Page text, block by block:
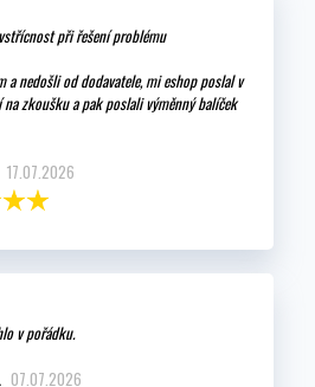
při řešení problému
a nedošli od dodavatele, mi eshop poslal v
zkoušku a pak poslali výměnný balíček
17.07.2026
v pořádku.
07.07.2026